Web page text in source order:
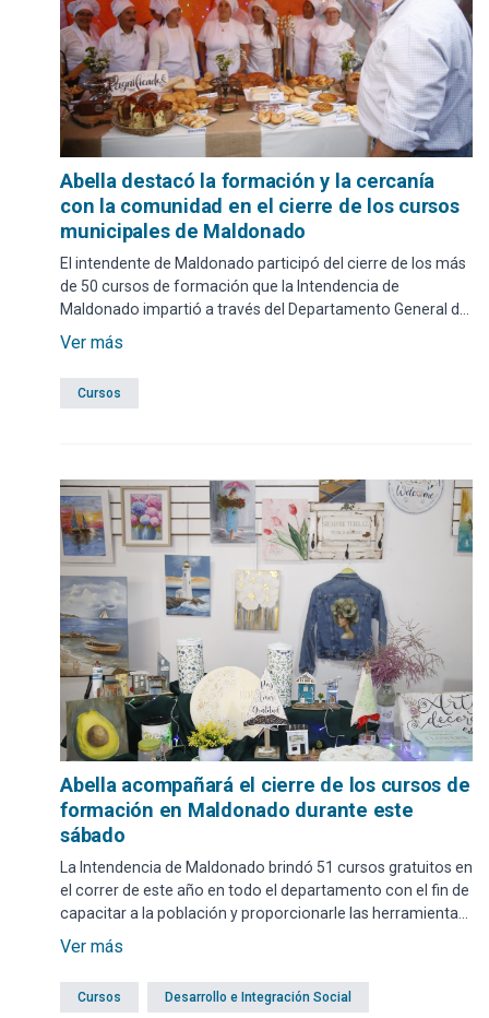
Abella destacó la formación y la cercanía
con la comunidad en el cierre de los cursos
municipales de Maldonado
El intendente de Maldonado participó del cierre de los más
de 50 cursos de formación que la Intendencia de
Maldonado impartió a través del Departamento General de
Desarrollo e Integración Social. La actividad, realizada el
la entrega de diplomas a las personas que culminaron las
capacitaciones gratuitas ofrecidas este año.
Ver más
Cursos
Abella acompañará el cierre de los cursos de
formación en Maldonado durante este
sábado
La Intendencia de Maldonado brindó 51 cursos gratuitos en
el correr de este año en todo el departamento con el fin de
capacitar a la población y proporcionarle las herramientas
que permitan su incorporación en el mercado laboral.
29 de noviembre en la Plaza San Fernando.
Ver más
Cursos Desarrollo e Integración Social